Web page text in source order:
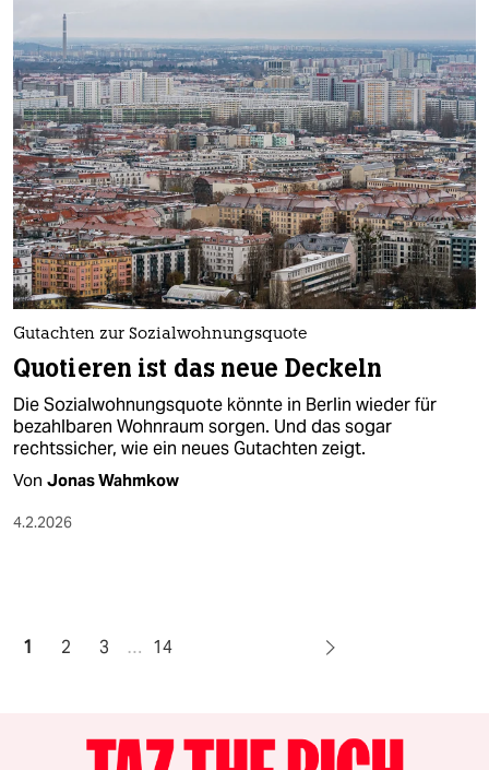
Gutachten zur Sozialwohnungsquote
Quotieren ist das neue Deckeln
Die Sozialwohnungsquote könnte in Berlin wieder für
bezahlbaren Wohnraum sorgen. Und das sogar
rechtssicher, wie ein neues Gutachten zeigt.
Von Jonas Wahmkow
4.2.2026
1 2 3 … 14